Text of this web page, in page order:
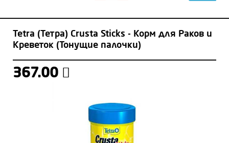
Tetra (Тетра) Crusta Sticks - Корм для Раков и
Креветок (Тонущие палочки)
367.00